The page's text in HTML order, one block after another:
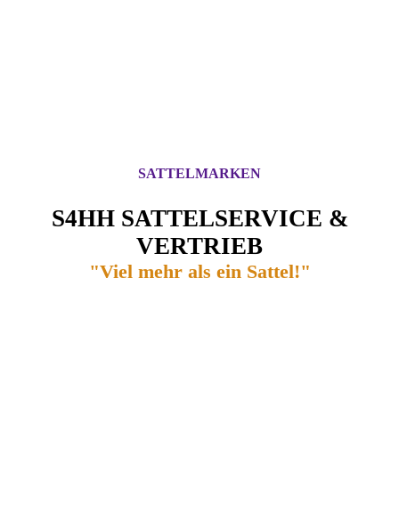
S4HH SATTELSERVICE &
VERTRIEB
"Viel mehr als ein Sattel!"
SATTELMARKEN